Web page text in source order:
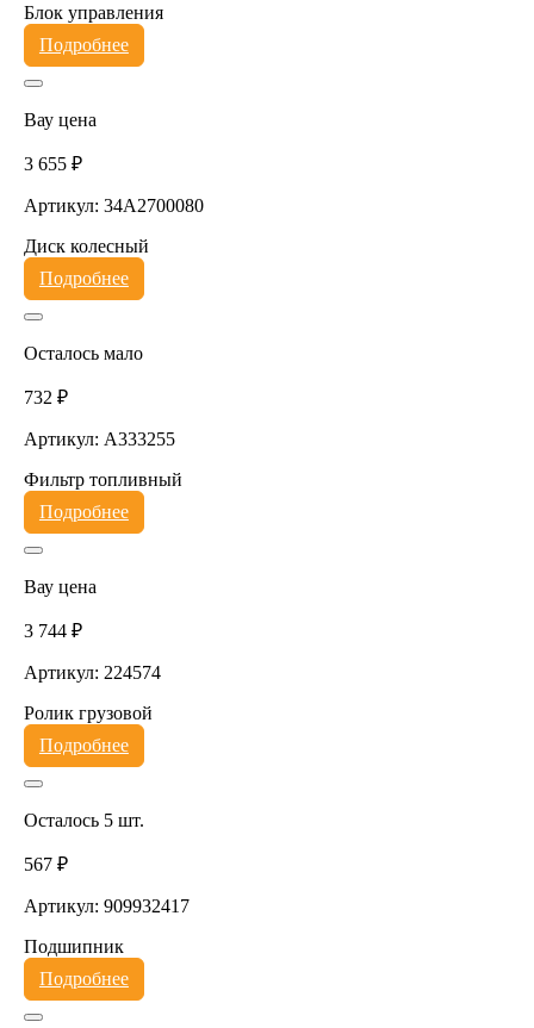
Блок управления
Подробнее
Вау цена
3 655 ₽
Артикул: 34A2700080
Диск колесный
Подробнее
Осталось мало
732 ₽
Артикул: A333255
Фильтр топливный
Подробнее
Вау цена
3 744 ₽
Артикул: 224574
Ролик грузовой
Подробнее
Осталось 5 шт.
567 ₽
Артикул: 909932417
Подшипник
Подробнее